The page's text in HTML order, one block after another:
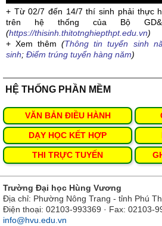
+ Từ 02/7 đến 14/7 thí sinh phải thực
trên hệ thống của Bộ
(https://thisinh.thitotnghiepthpt.edu.vn)
+ Xem thêm(Thông tin tuyển sinh
sinh; Điểm trúng tuyển hàng năm)
HỆ THỐNG PHẦN MỀM
VĂN BẢN ĐIỀU HÀNH
DẠY HỌC KẾT HỢP
THI TRỰC TUYẾN
Trường Đại học Hùng Vương
Địa chỉ: Phường Nông Trang - tỉnh Phú
Điện thoại: 02103-993369 · Fax: 02103-
info@hvu.edu.vn